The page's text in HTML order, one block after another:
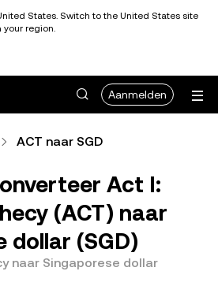
States. Switch to the United States site
your region.
Aanmelden
ACT naar SGD
Act I:
(ACT) naar
dollar (SGD)
naar Singaporese dollar